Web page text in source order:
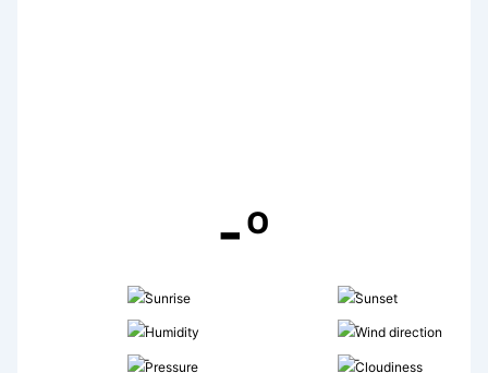
-º
- -
- -
- -